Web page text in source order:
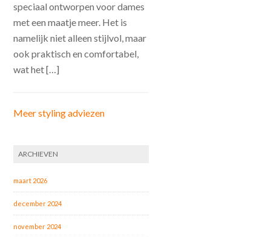
speciaal ontworpen voor dames
met een maatje meer. Het is
namelijk niet alleen stijlvol, maar
ook praktisch en comfortabel,
wat het […]
Meer styling adviezen
ARCHIEVEN
maart 2026
december 2024
november 2024